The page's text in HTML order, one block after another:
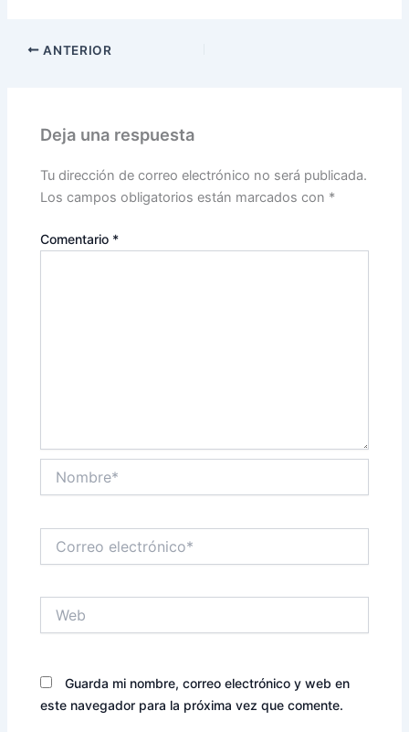
ANTERIOR
Deja una respuesta
Tu dirección de correo electrónico no será publicada.
Los campos obligatorios están marcados con *
Comentario *
electrónico*
Guarda mi nombre, correo electrónico y web en
este navegador para la próxima vez que comente.